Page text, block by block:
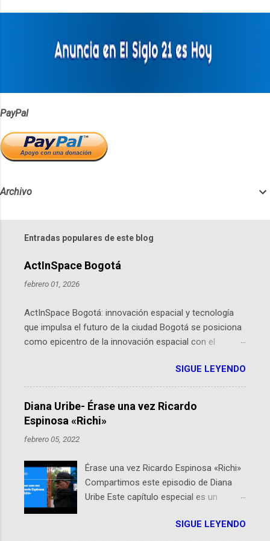
PayPal
Archivo
Entradas populares de este blog
ActInSpace Bogotá
febrero 01, 2026
ActInSpace Bogotá: innovación espacial y tecnología
que impulsa el futuro de la ciudad Bogotá se posiciona
como epicentro de la innovación espacial con el
hackathon global que convierte tecnologías de la
Agencia Espacial Europea en soluciones prácticas para
la vida cotidiana. Este evento, organizado por el
Planetario de Bogotá del Idartes y la Universidad de los
Andes, reúne a expertos como el presidente de Airbus
Colombia y líderes del sector aeroespacial para inspirar
por qué importa en Bogotá ActInSpace es una
competencia mundial que opera en más de 60
ciudades, donde participantes tienen 24 horas para
idear startups basadas en tecnologías espaciales
como satélites y datos orbitales. En Bogotá, arranca
SIGUE LEYENDO
Diana Uribe- Érase una vez Ricardo
Espinosa «Richi»
febrero 05, 2022
Érase una vez Ricardo Espinosa «Richi»
Compartimos este episodio de Diana
Uribe Este capítulo especial es un
encuentran en el espíritu de este
SIGUE LEYENDO